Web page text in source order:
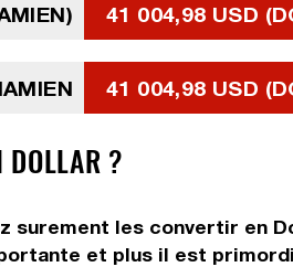
41 004,98 USD
41 004,98 USD
DOLLAR ?
surement les convertir en
et plus il est